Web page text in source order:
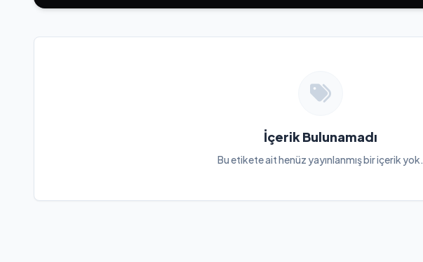
İçerik Bulunamadı
Bu etikete ait henüz yayınlanmış bir içerik yok.